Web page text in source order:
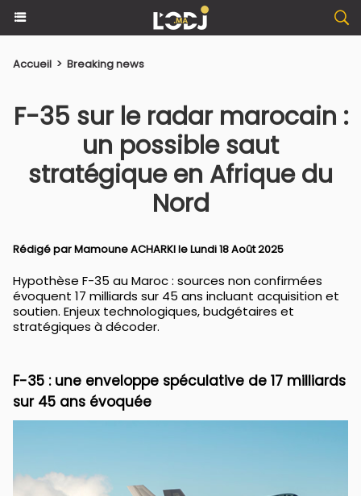
Accueil > Breaking news
F-35 sur le radar marocain :
un possible saut
stratégique en Afrique du
Nord
Rédigé parMamoune ACHARKIle Lundi 18 Août 2025
Hypothèse F-35 au Maroc : sources non confirmées
évoquent 17 milliards sur 45 ans incluant acquisition et
soutien. Enjeux technologiques, budgétaires et
stratégiques à décoder.
F-35 : une enveloppe spéculative de 17 milliards
sur 45 ans évoquée